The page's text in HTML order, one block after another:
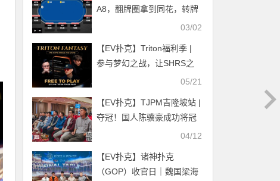
A8，翻牌圈拿到同花，转牌
03/02
【EV扑克】Triton福利季 |
参与梦幻之战，让SHRS之
05/21
【EV扑克】TJPM吉隆坡站 |
夺冠！国人陈骥豪成功将冠
军奖杯带回中国 好样的！04/12
【EV扑克】诸神扑克
（GOP）收官日｜魏国梁海